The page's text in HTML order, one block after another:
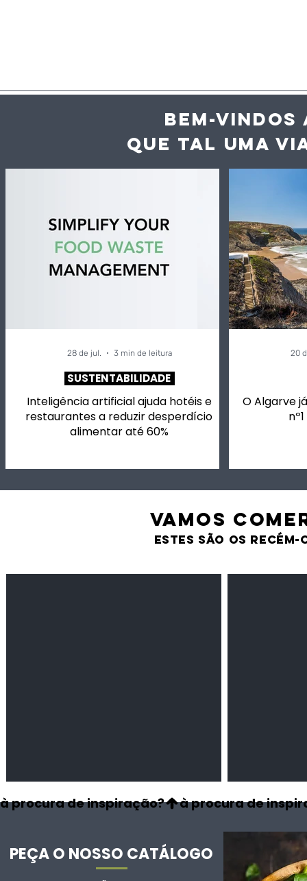
Inteligência artificial
ajuda hotéis e
restaurantes a reduzir
desperdício alimentar
vai ter
para si,
vinhos
música.
BEM-VINDOS
QUE TAL UMA
Inteligência artificial ajuda hotéis e
restaurantes a reduzir desperdício
alimentar até 60%
SUSTENTABILIDADE
28 de jul. 3 min de leitura
O Algarve
20
VAMOS
estes são os recém-
à procura de inspiração?
PEÇA O NOSSO CATÁLOGO